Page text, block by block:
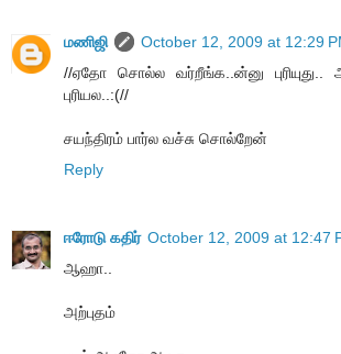
மணிஜி
October 12, 2009 at 12:29
//ஏதோ சொல்ல வர்றீங்க..ன்னு
புரியல..:(//
சயந்திரம் பார்ல வச்சு சொல்றேன்
Reply
ஈரோடு கதிர் October 12, 2009 at 12:47
ஆஹா..
அற்புதம்